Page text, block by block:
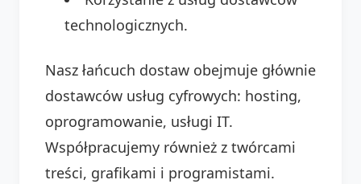
technologicznych.
Nasz łańcuch dostaw obejmuje głównie
dostawców usług cyfrowych: hosting,
oprogramowanie, usługi IT.
Współpracujemy również z twórcami
treści, grafikami i programistami.